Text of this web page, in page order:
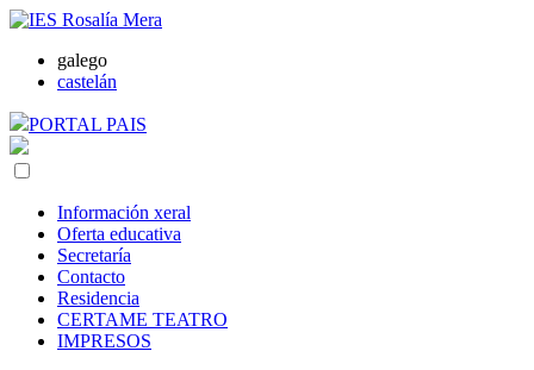
galego
castelán
PORTAL PAIS
Información xeral
Oferta educativa
Secretaría
Contacto
Residencia
CERTAME TEATRO
IMPRESOS